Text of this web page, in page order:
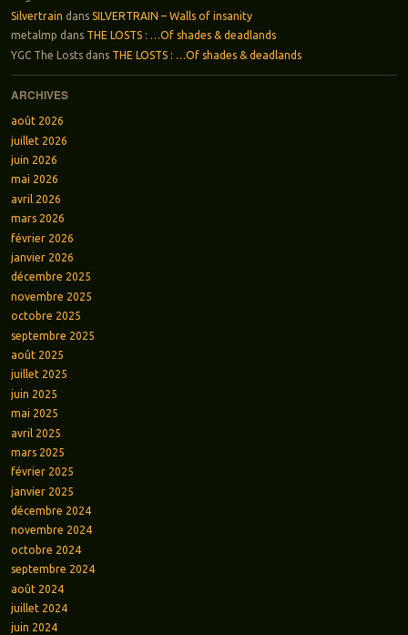
Silvertrain dans SILVERTRAIN – Walls of insanity
metalmp dans THE LOSTS : …Of shades & deadlands
YGC The Lostsdans THE LOSTS : …Of shades & deadlands
ARCHIVES
août 2026
juillet 2026
juin 2026
mai 2026
avril 2026
mars 2026
février 2026
janvier 2026
décembre 2025
novembre 2025
octobre 2025
septembre 2025
août 2025
juillet 2025
juin 2025
mai 2025
avril 2025
mars 2025
février 2025
janvier 2025
décembre 2024
novembre 2024
octobre 2024
septembre 2024
août 2024
juillet 2024
juin 2024